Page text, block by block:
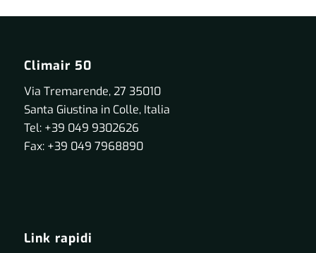
Climair 50
Via Tremarende, 27 35010
Santa Giustina in Colle, Italia
Tel: +39 049 9302626
Fax: +39 049 7968890
Link rapidi